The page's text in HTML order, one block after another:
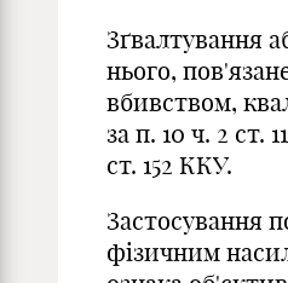
Зґвалтування
нього,
вбивством,
за п. 10 ч. 2 ст.
ст. 152 ККУ.
Застосування
фізичним